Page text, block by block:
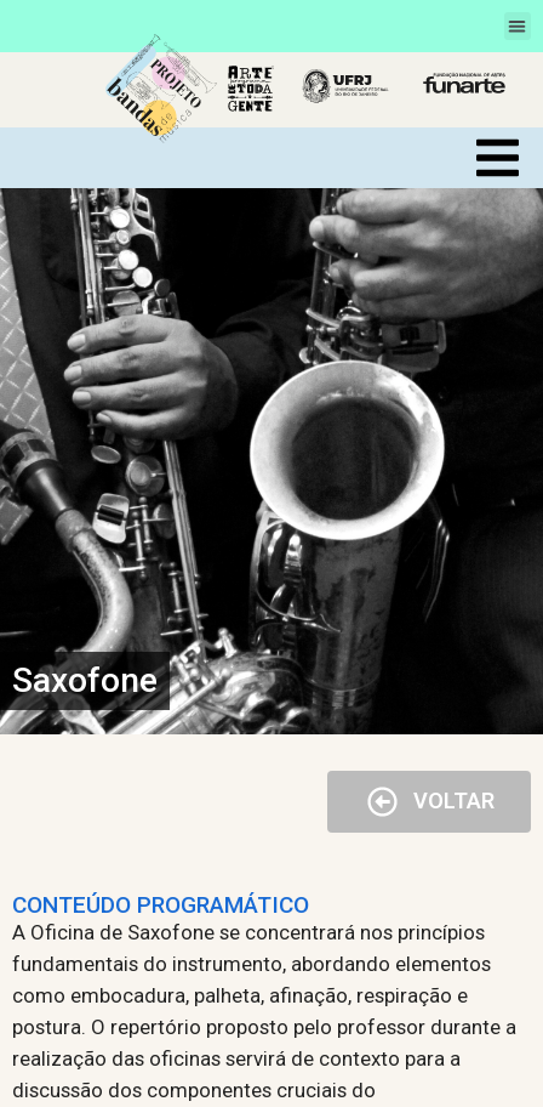
Saxofone
VOLTAR
CONTEÚDO PROGRAMÁTICO
A Oficina de Saxofone se concentrará nos princípios
fundamentais do instrumento, abordando elementos
como embocadura, palheta, afinação, respiração e
postura. O repertório proposto pelo professor durante a
realização das oficinas servirá de contexto para a
discussão dos componentes cruciais do